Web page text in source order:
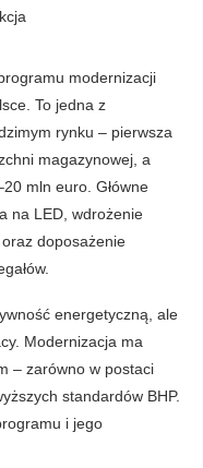
modernizacji
To jedna z
rynku – pierwsza
magazynowej, a
mln euro. Główne
na LED, wdrożenie
doposażenie
energetyczną, ale
Modernizacja ma
– zarówno w postaci
standardów BHP.
i jego